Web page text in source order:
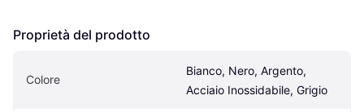
Proprietà del prodotto
Colore
Bianco, Nero, Argento,
Acciaio Inossidabile, Grigio